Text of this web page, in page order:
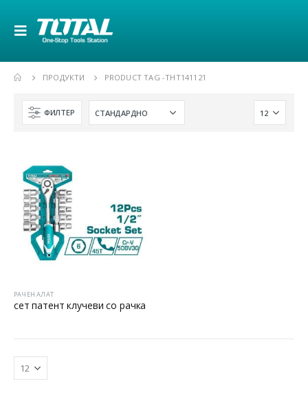
ПРОДУКТИ PRODUCT TAG -THT141121
ФИЛТЕР
РАЧЕН АЛАТ
сет патент клучеви со рачка